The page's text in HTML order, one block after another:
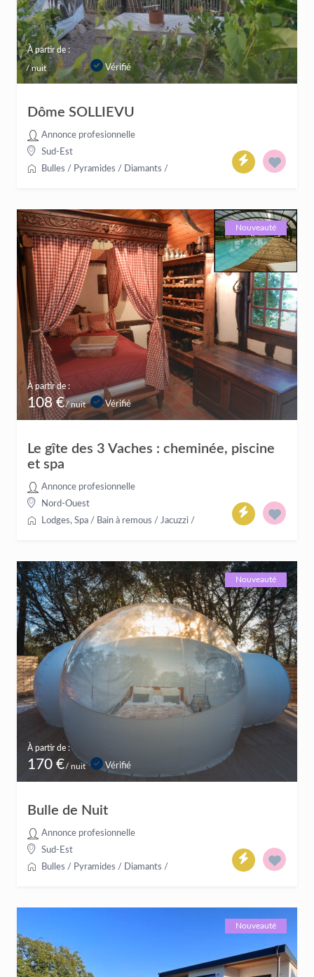
À partir de :
/ nuit Vérifié
Dôme SOLLIEVU
Annonce profesionnelle
Sud-Est
Bulles / Pyramides / Diamants /
À partir de :
108 €/ nuit
Nouveauté
Vérifié
Le gîte des 3 Vaches : cheminée, piscine
et spa
Annonce profesionnelle
Nord-Ouest
Lodges, Spa / Bain à remous / Jacuzzi /
À partir de :
170 €/ nuit
Nouveauté
Vérifié
Bulle de Nuit
Annonce profesionnelle
Sud-Est
Bulles / Pyramides / Diamants /
Nouveauté